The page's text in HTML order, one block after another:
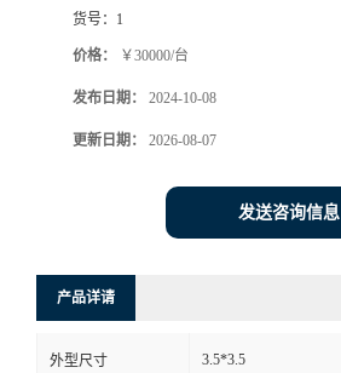
货号： 1
价格： ￥30000/台
发布日期： 2024-10-08
更新日期： 2026-08-07
发送咨询信息
产品详请
外型尺寸 3.5*3.5